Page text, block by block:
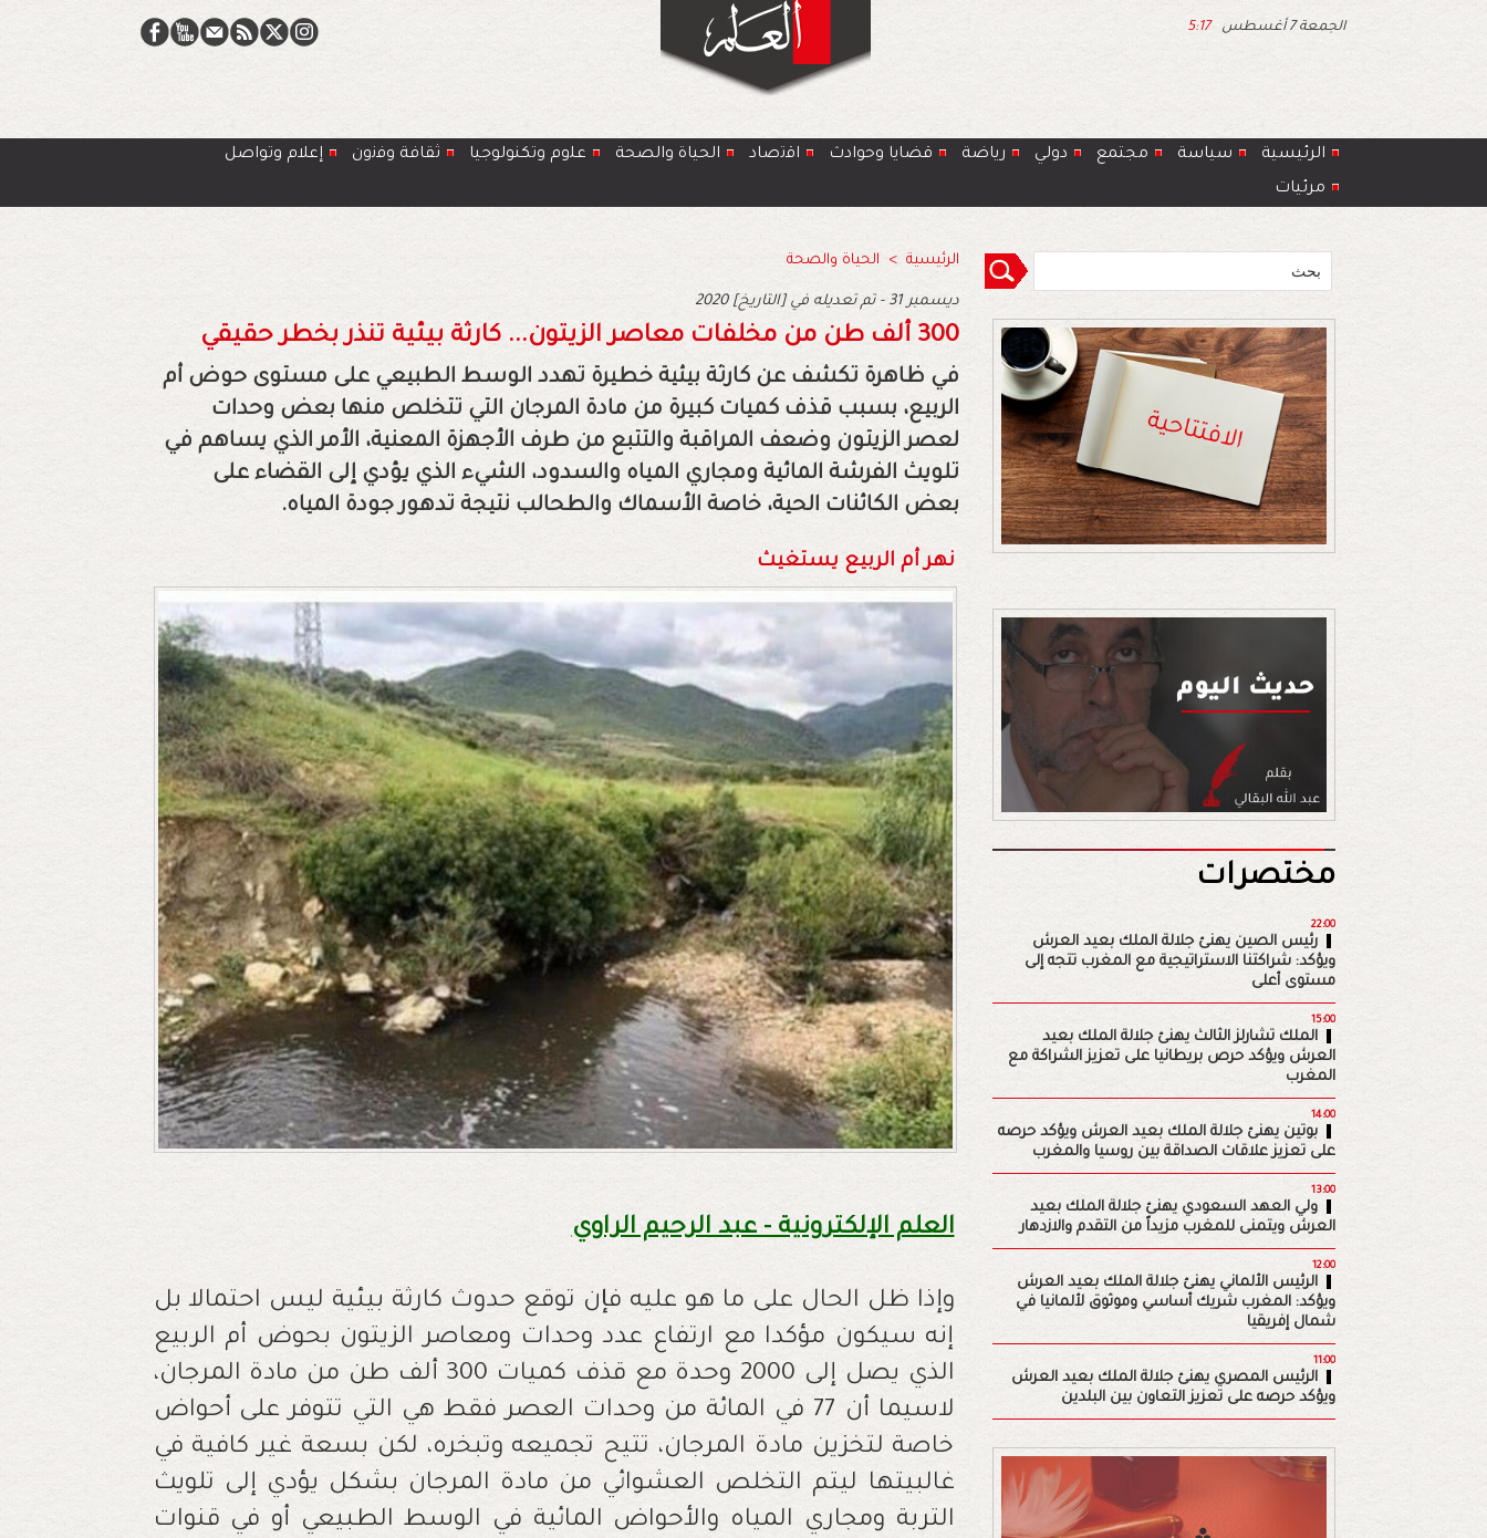
الجمعة 7 أغسطس 5:17
الرئيسية سياسة مجتمع دولي رياضة قضايا وحوادث اﻗﺗﺻﺎد الحياة والصحة ﻋﻠوم وتكنولوجيا ﺛﻘﺎﻓﺔ وﻓﻧون
إعلام وتواصل
مرئيات
الرئيسية > الحياة والصحة
2020 ديسمبر 31 - تم تعديله في [التاريخ]
300 ألف طن من مخلفات معاصر الزيتون... كارثة بيئية تنذر بخطر حقيقي
في ظاهرة تكشف عن كارثة بيئية خطيرة تهدد الوسط الطبيعي على مستوى حوض أم
الربيع، بسبب قذف كميات كبيرة من مادة المرجان التي تتخلص منها بعض وحدات
لعصر الزيتون وضعف المراقبة والتتبع من طرف الأجهزة المعنية، الأمر الذي يساهم في
تلويث الفرشة المائية ومجاري المياه والسدود، الشيء الذي يؤدي إلى القضاء على
بعض الكائنات الحية، خاصة الأسماك والطحالب نتيجة تدهور جودة المياه.
نهر أم الربيع يستغيث
العلم الإلكترونية - عبد الرحيم الراوي
وإذا ظل الحال على ما هو عليه فإن توقع حدوث كارثة بيئية ليس احتمالا بل
إنه سيكون مؤكدا مع ارتفاع عدد وحدات ومعاصر الزيتون بحوض أم الربيع
الذي يصل إلى 2000 وحدة مع قذف كميات 300 ألف طن من مادة المرجان،
لاسيما أن 77 في المائة من وحدات العصر فقط هي التي تتوفر على أحواض
خاصة لتخزين مادة المرجان، تتيح تجميعه وتبخره، لكن بسعة غير كافية في
غالبيتها ليتم التخلص العشوائي من مادة المرجان بشكل يؤدي إلى تلويث
التربة ومجاري المياه والأحواض المائية في الوسط الطبيعي أو في قنوات
مختصرات
22:00
رئيس الصين يهنئ جلالة الملك بعيد العرش
ويؤكد: شراكتنا الاستراتيجية مع المغرب تتجه إلى
مستوى أعلى
15:00
الملك تشارلز الثالث يهنئ جلالة الملك بعيد
العرش ويؤكد حرص بريطانيا على تعزيز الشراكة مع
المغرب
14:00
بوتين يهنئ جلالة الملك بعيد العرش ويؤكد حرصه
على تعزيز علاقات الصداقة بين روسيا والمغرب
13:00
ولي العهد السعودي يهنئ جلالة الملك بعيد
العرش ويتمنى للمغرب مزيداً من التقدم والازدهار
12:00
الرئيس الألماني يهنئ جلالة الملك بعيد العرش
ويؤكد: المغرب شريك أساسي وموثوق لألمانيا في
شمال إفريقيا
11:00
الرئيس المصري يهنئ جلالة الملك بعيد العرش
ويؤكد حرصه على تعزيز التعاون بين البلدين